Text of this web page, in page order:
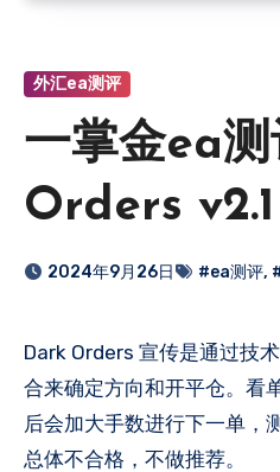
外汇ea测评
一掌金ea
Orders v2.1
2024年9月26日 #ea测评,
Dark Orders 宣传是通过技术指标和价格行为分析的结
合来确定方向和开平仓。看
后会加大手数进行下一单，
总体不合格，不做推荐。